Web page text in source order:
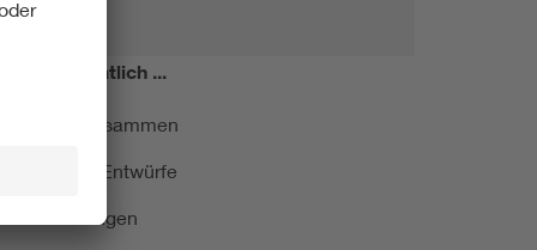
Monatlich ...
kurz zusammen
und Entwürfe